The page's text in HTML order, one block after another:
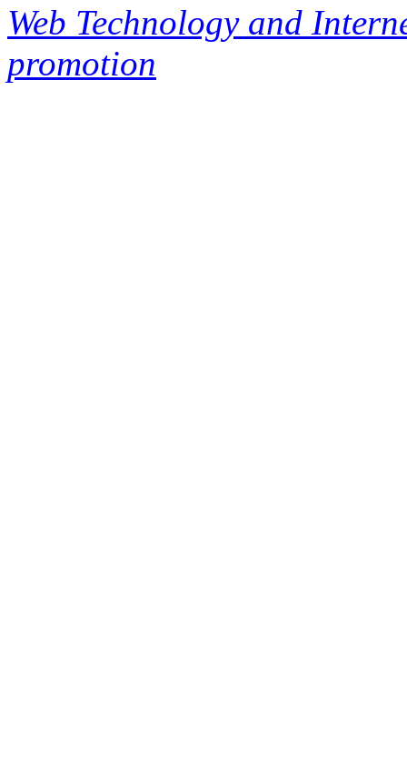
Web Technology and
promotion